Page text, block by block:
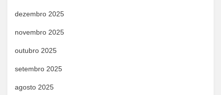
dezembro 2025
novembro 2025
outubro 2025
setembro 2025
agosto 2025